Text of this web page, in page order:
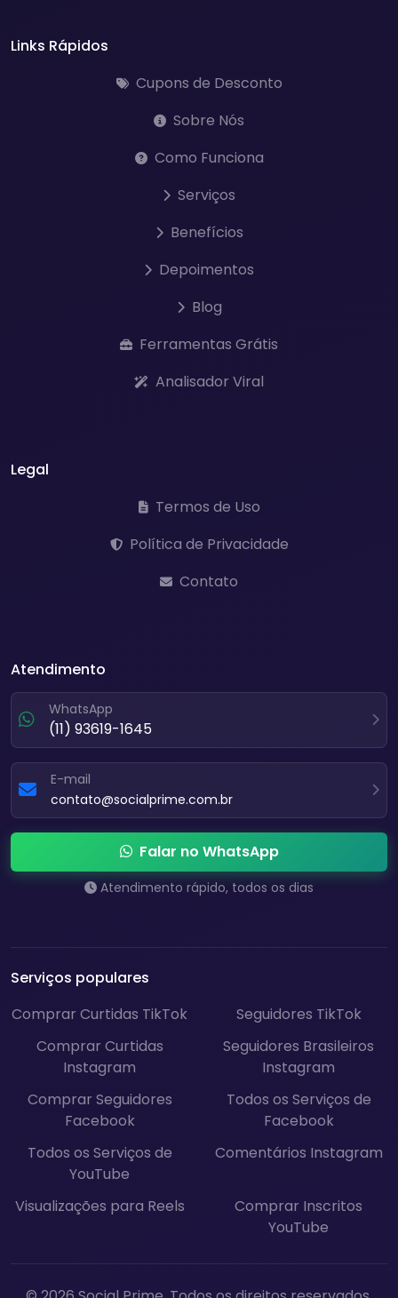
Links Rápidos
Cupons de Desconto
Sobre Nós
Como Funciona
Serviços
Benefícios
Depoimentos
Blog
Ferramentas Grátis
Analisador Viral
Legal
Termos de Uso
Política de Privacidade
Contato
Atendimento
WhatsApp
(11) 93619-1645
E-mail
contato@socialprime.com.br
Falar no WhatsApp
Atendimento rápido, todos os dias
Serviços populares
Comprar Curtidas TikTok
Seguidores TikTok
Comprar Curtidas
Instagram
Seguidores Brasileiros
Instagram
Comprar Seguidores
Facebook
Todos os Serviços de
Facebook
Todos os Serviços de
YouTube
Comentários Instagram
Visualizações para Reels
Comprar Inscritos
YouTube